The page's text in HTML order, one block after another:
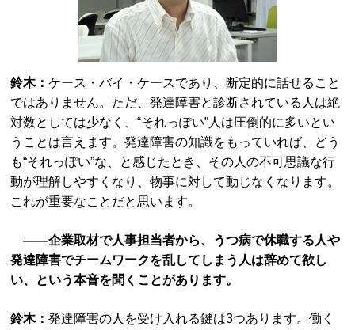
鈴木：ケース・バイ・ケースであり、断定的に話せること
ではありません。ただ、発達障害と診断されている人は絶
対数としては少なく、“それっぽい”人は圧倒的に多いとい
うことは言えます。発達障害の知識をもっていれば、どう
も“それっぽい”な、と感じたとき、その人の不可思議な行
動が理解しやすくなり、物事に対して動じなくなります。
これが重要なことだと思います。
――企業取材で人事担当者から、うつ病で休職する人や
発達障害でチームワークを乱してしまう人は辞めて欲し
い、という本音を聞くことがあります。
鈴木：発達障害の人を受け入れる鍵は3つあります。働く